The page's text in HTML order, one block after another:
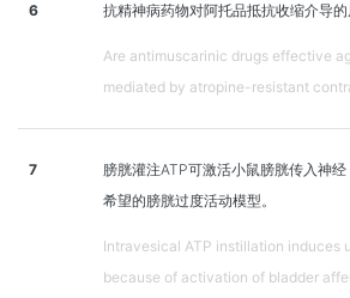
6 抗精神病药物对阿托品抵抗收缩介导的
Are antimuscarinic drugs effective
mediated by atropine-resistant
7
膀胱灌注ATP可激活小鼠膀胱传入神
希望的膀胱过度活动模型。
Intravesical ATP instillation induces
because of activation of bladder